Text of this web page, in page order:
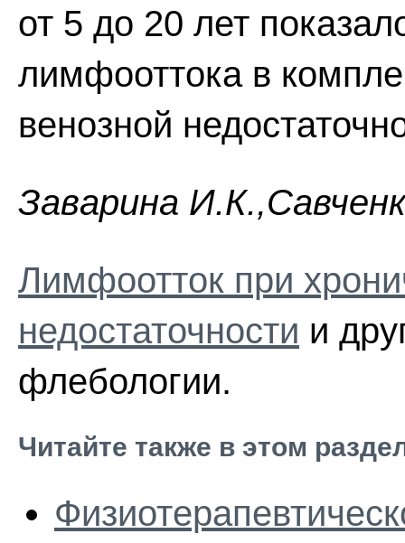
от 5 до 20 лет
лимфооттока в
венозной
Зaвapинa
Лимфоотток при
недостаточности и
флебологии.
Читайте также в этом